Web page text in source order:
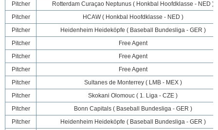
Pitcher
Rotterdam Curaçao Neptunus ( Honkbal Hoofdklasse - NED )
Pitcher
HCAW ( Honkbal Hoofdklasse - NED )
Pitcher
Heidenheim Heideköpfe ( Baseball Bundesliga - GER )
Pitcher
Free Agent
Pitcher
Free Agent
Pitcher
Free Agent
Pitcher
Sultanes de Monterrey ( LMB - MEX )
Pitcher
Skokani Olomouc ( 1. Liga - CZE )
Pitcher
Bonn Capitals ( Baseball Bundesliga - GER )
Pitcher
Heidenheim Heideköpfe ( Baseball Bundesliga - GER )